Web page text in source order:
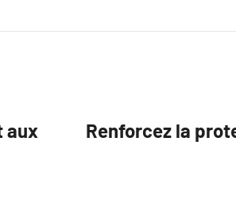
aux
Renforcez la